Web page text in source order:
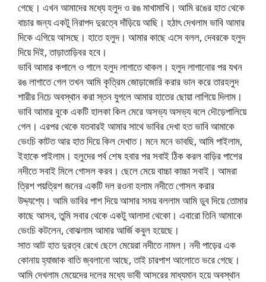
গেছে। এখন আমাদের মধ্যে হলুদ ও রঙ মাখামাখি। আমি রঙের হাত থেকে
বাচার জন্য একটু নিরাপদ দুরত্বে দাঁড়িয়ে আছি। হঠাৎ দেখলাম ভাবি আমার
দিকে এগিয়ে আসছে। হাতে হলুদ। আমার কাছে এসে বলল, দেবরকে হলুদ
দিয়ে দিই, তাড়াতাড়িবর হবে।
ভাবি আমার কপালে ও গালে হলুদ লাগাতে থাকল। হলুদ লাগানোর পর যখন
রঙ লাগাতে গেল তখন আমি কৃত্রিম জোড়াজোরি করার ভান করে তারহলুদ
শারীর নিচে অবস্থান করা স্তন যুগলে আমার হাতের ছোয়া লাগিয়ে দিলাম।
ভাবি আমার বুকে একটি হালকা কিল মেরে অসভ্য অসভ্য বলে দৌড়েপালিয়ে
গেল। এরপর থেকে যতবারই আমার সাথে ভাবির দেখা হত ভাবি আমাকে
ভেংচি কাটত আর হাত দিয়ে কিল দেখাত। মনে মনে ভাবছি, আমি পাইলাম,
ইহাকে পাইলাম। হলুদের পর্ব শেষ হবার পর সবাই ঠিক করল বাড়ির পাশের
নদীতে সবাই মিলে গোসল করব। ছেলে মেয়ে বাচ্চা কাচ্চা সবাই। আমরা
ত্রিশ পয়ত্রিশ জনের একটি দল রওনা হলাম নদীতে গোসল করার
উদ্দ্যশ্যে। আমি ভাবির পাশ দিয়ে আসার সময় বললাম আমি ডুব দিয়ে তোমার
কাছে আসব, তুমি সবার থেকে একটু আলাদা থেকো। এবারো তিনি আমাকে
ভেংচি কটলেন, বোঝলাম আমার আর্জি কবুল হয়েছে।
সাত আট হাত দুরত্ব রেখে ছেলে মেয়েরা নদীতে নামল। নদী পাড়ের এক
কোনায় হ্যাজাক বাতি জ্বলানো আছে, তাই চারপাশ আলোতে ভরে গেছে।
আমি দেখলাম মেয়েদের দলের মধ্যে ভাবী আসরের মাধ্যমান হয়ে অবস্থান